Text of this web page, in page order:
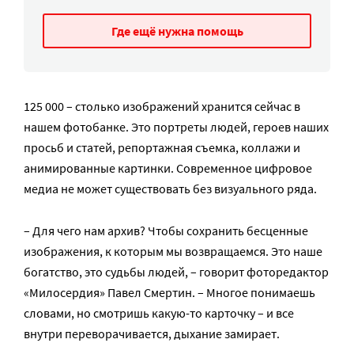
Где ещё нужна помощь
125 000 – столько изображений хранится сейчас в
нашем фотобанке. Это портреты людей, героев наших
просьб и статей, репортажная съемка, коллажи и
анимированные картинки. Современное цифровое
медиа не может существовать без визуального ряда.
– Для чего нам архив? Чтобы сохранить бесценные
изображения, к которым мы возвращаемся. Это наше
богатство, это судьбы людей, – говорит фоторедактор
«Милосердия» Павел Смертин. – Многое понимаешь
словами, но смотришь какую-то карточку – и все
внутри переворачивается, дыхание замирает.